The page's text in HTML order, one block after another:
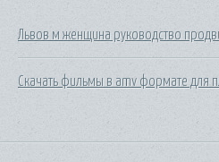
Львов м женщина руководство
Скачать фильмы в amv формате для